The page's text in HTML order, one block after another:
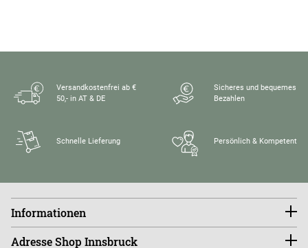
Versandkostenfrei ab €
50,- in AT & DE
Sicheres und bequemes
Bezahlen
Schnelle Lieferung Persönlich & Kompetent
Adresse Shop Innsbruck
Informationen
Größentabellen